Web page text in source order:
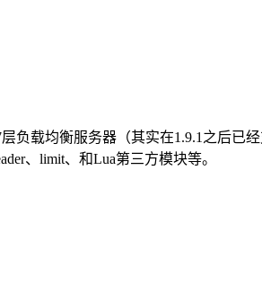
载均衡服务器（其实在1.9.1之后已
、limit、和Lua第三方模块等。